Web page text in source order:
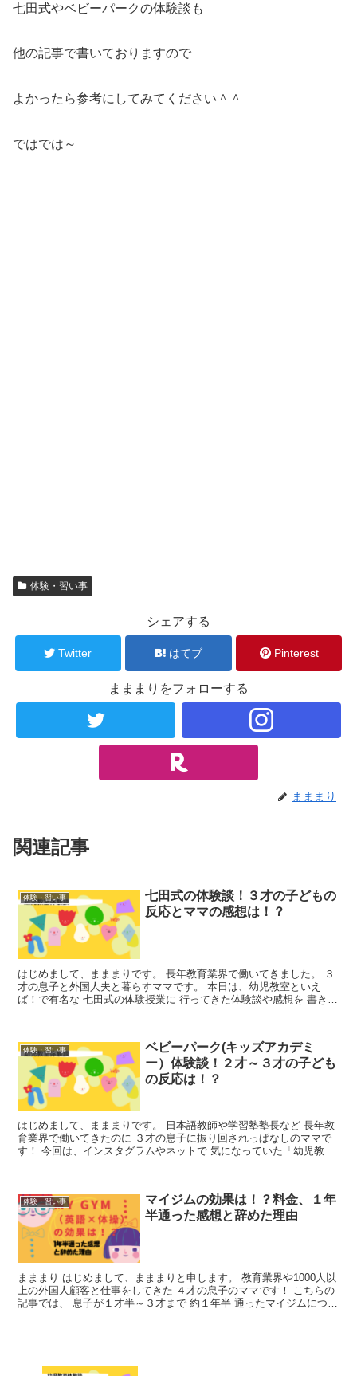
七田式やベビーパークの体験談も
他の記事で書いておりますので
よかったら参考にしてみてください＾＾
ではでは～
体験・習い事
シェアする
Twitter はてブ Pinterest
まままりをフォローする
まままり
関連記事
体験・習い事
七田式の体験談！３才の子どもの
反応とママの感想は！？
はじめまして、まままりです。 長年教育業界で働いてきました。 ３
才の息子と外国人夫と暮らすママです。 本日は、幼児教室といえ
ば！で有名な 七田式の体験授業に 行ってきた体験談や感想を 書きた
体験・習い事
ベビーパーク(キッズアカデミ
ー）体験談！２才～３才の子ども
の反応は！？
はじめまして、まままりです。 日本語教師や学習塾塾長など 長年教
育業界で働いてきたのに ３才の息子に振り回されっぱなしのママで
す！ 今回は、インスタグラムやネットで 気になっていた「幼児教
体験・習い事
マイジムの効果は！？料金、１年
半通った感想と辞めた理由
まままり はじめまして、まままりと申します。 教育業界や1000人以
上の外国人顧客と仕事をしてきた ４才の息子のママです！ こちらの
記事では、 息子が１才半～３才まで 約１年半 通ったマイジムについ